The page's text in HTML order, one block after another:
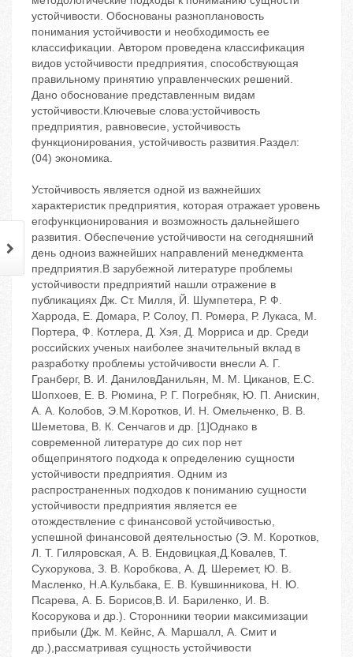
устойчивости. Обоснованы разноплановость
понимания устойчивости и необходимость ее
классификации. Автором проведена классификация
видов устойчивости предприятия, способствующая
правильному принятию управленческих решений.
Дано обоснование представленным видам
устойчивости.Ключевые слова:устойчивость
предприятия, равновесие, устойчивость
функционирования, устойчивость развития.Раздел:
(04) экономика.
Устойчивость является одной из важнейших
характеристик предприятия, которая отражает уровень
егофункционирования и возможность дальнейшего
развития. Обеспечение устойчивости на сегодняшний
день ‬одноиз важнейших направлений менеджмента
предприятия.В зарубежной литературе проблемы
устойчивости предприятий нашли отражение в
публикациях Дж. Ст. Милля, Й. Шумпетера, Р. Ф.
Харрода, Е. Домара, Р. Солоу, П. Ромера, Р. Лукаса, М.
Портера, Ф. Котлера, Д. Хэя, Д. Морриса и др. Среди
российских ученых наиболее значительный вклад в
разработку проблемы устойчивости внесли А. Г.
Гранберг, В. И. ДаниловДанильян, М. М. Циканов, Е.С.
Шопхоев, Е. В. Рюмина, Р. Г. Погребняк, Ю. П. Анискин,
А. А. Колобов, Э.М.Коротков, И. Н. Омельченко, В. В.
Шеметова, В. К. Сенчагов и др. [1]Однако в
современной литературе до сих пор нет
общепринятого подхода к определению сущности
устойчивости предприятия. Одним из
распространенных подходов к пониманию сущности
устойчивости предприятия является ее
отождествление с финансовой устойчивостью,
успешной финансовой деятельностью (Э. М. Коротков,
Л. Т. Гиляровская, А. В. Ендовицкая,Д.Ковалев, Т.
Сухорукова, З. В. Коробкова, А. Д. Шеремет, Ю. В.
Масленко, Н.А.Кульбака, Е. В. Кувшинникова, Н. Ю.
Псарева, А. Б. Борисов,В. И. Бариленко, И. В.
Косорукова и др.). Сторонники теории максимизации
прибыли (Дж. М. Кейнс, А. Маршалл, А. Смит и
др.),рассматривая сущность устойчивости